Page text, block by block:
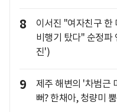
8
이서진 "여자친구 한
비행기 탔다" 순정파
진')
9
제주 해변의 '차범근
뻐? 한채아, 청량미